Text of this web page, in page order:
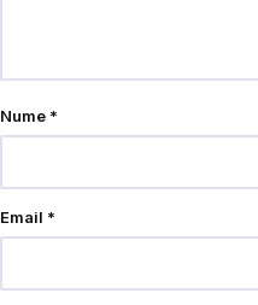
Nume *
Email *